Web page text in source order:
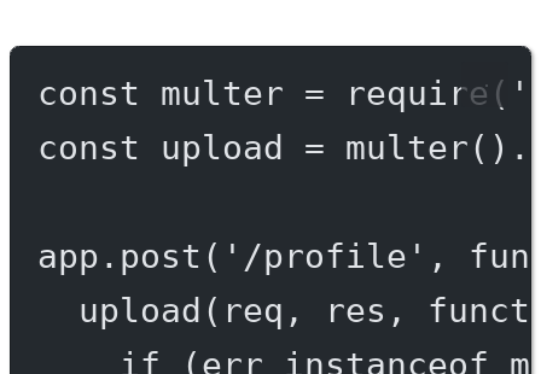
const multer = require (
const
upload = multer().
app. post ( '/profile' ,
upload (req, res,
if (err instanceof